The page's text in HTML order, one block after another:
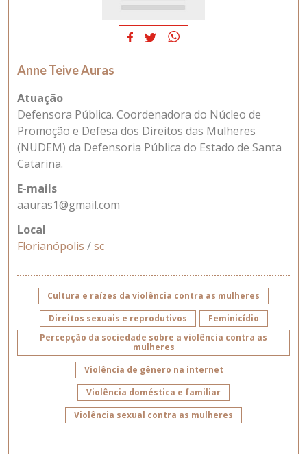
Anne Teive Auras
Atuação
Defensora Pública. Coordenadora do Núcleo de
Promoção e Defesa dos Direitos das Mulheres
(NUDEM) da Defensoria Pública do Estado de Santa
Catarina.
E-mails
aauras1@gmail.com
Local
Florianópolis /sc
Cultura e raízes da violência contra as mulheres
Direitos sexuais e reprodutivos
Feminicídio
Percepção da sociedade sobre a violência contra as
mulheres
Violência de gênero na internet
Violência doméstica e familiar
Violência sexual contra as mulheres